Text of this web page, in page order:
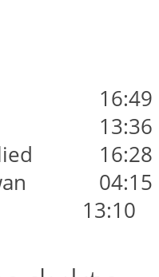
16:49
13:36
16:28
04:15
13:10